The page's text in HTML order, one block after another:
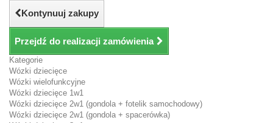
Kontynuuj zakupy
Przejdź do realizacji zamówienia
Kategorie
Wózki dziecięce
Wózki wielofunkcyjne
Wózki dziecięce 1w1
Wózki dziecięce 2w1 (gondola + fotelik samochodowy)
Wózki dziecięce 2w1 (gondola + spacerówka)